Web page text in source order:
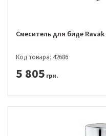
Код товара: 42686
5 805 грн.